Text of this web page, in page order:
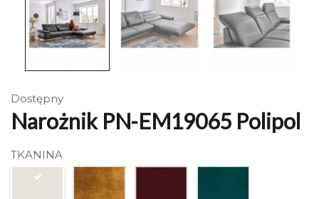
Dostępny
Narożnik PN-EM19065 Polipol
TKANINA